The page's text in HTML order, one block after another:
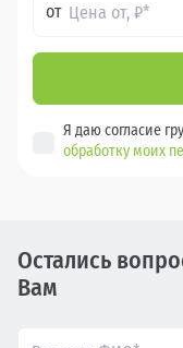
от
Я даю согласие
обработку моих
Остались
Вам